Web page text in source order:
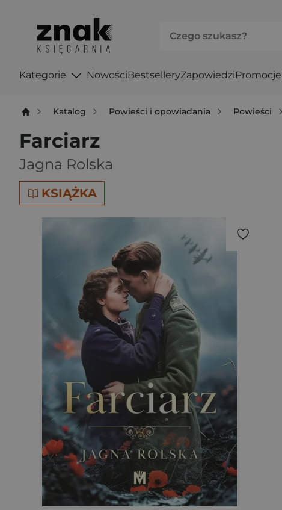
Kategorie NowościBestselleryZapowiedziPromocje
Katalog Powieści i opowiadania Powieści
Farciarz
Jagna Rolska
KSIĄŻKA